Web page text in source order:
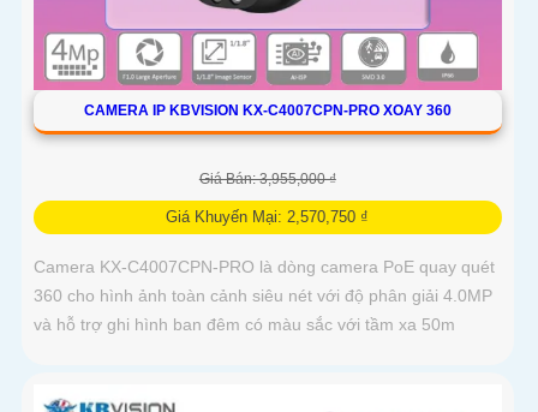
CAMERA IP KBVISION KX-C4007CPN-PRO XOAY 360
Giá Bán: 3,955,000 ₫
Giá Khuyến Mại: 2,570,750 ₫
Camera KX-C4007CPN-PRO là dòng camera PoE quay quét
360 cho hình ảnh toàn cảnh siêu nét với độ phân giải 4.0MP
và hỗ trợ ghi hình ban đêm có màu sắc với tầm xa 50m